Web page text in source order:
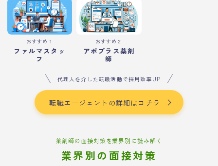
おすすめ１
ファルマスタッ
フ
おすすめ２
アポプラス薬剤
師
代理人を介した転職活動で採用効率UP
転職エージェントの詳細はコチラ
薬剤師の面接対策を業界別に読み解く
業界別の面接対策